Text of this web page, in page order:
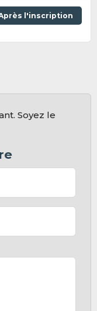
l'inscription
Soyez le